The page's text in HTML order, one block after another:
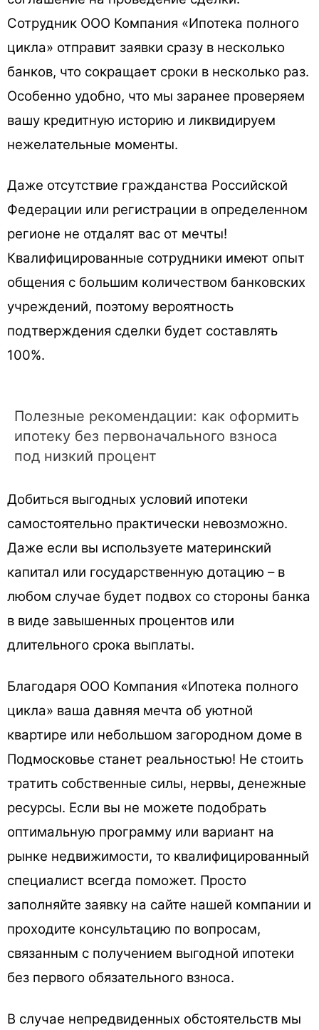
Сотрудник ООО Компания «Ипотека полного
цикла» отправит заявки сразу в несколько
банков, что сокращает сроки в несколько раз.
Особенно удобно, что мы заранее проверяем
вашу кредитную историю и ликвидируем
нежелательные моменты.
Даже отсутствие гражданства Российской
Федерации или регистрации в определенном
регионе не отдалят вас от мечты!
Квалифицированные сотрудники имеют опыт
общения с большим количеством банковских
учреждений, поэтому вероятность
подтверждения сделки будет составлять
100%.
Полезные рекомендации: как оформить
ипотеку без первоначального взноса
под низкий процент
Добиться выгодных условий ипотеки
самостоятельно практически невозможно.
Даже если вы используете материнский
капитал или государственную дотацию – в
любом случае будет подвох со стороны банка
в виде завышенных процентов или
длительного срока выплаты.
Благодаря ООО Компания «Ипотека полного
цикла» ваша давняя мечта об уютной
квартире или небольшом загородном доме в
Подмосковье станет реальностью! Не стоить
тратить собственные силы, нервы, денежные
ресурсы. Если вы не можете подобрать
оптимальную программу или вариант на
рынке недвижимости, то квалифицированный
специалист всегда поможет. Просто
заполняйте заявку на сайте нашей компании и
проходите консультацию по вопросам,
связанным с получением выгодной ипотеки
без первого обязательного взноса.
В случае непредвиденных обстоятельств мы